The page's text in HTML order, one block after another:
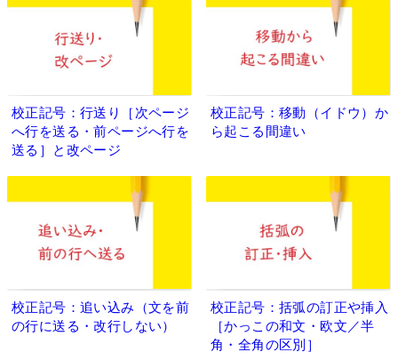
校正記号：行送り［次ページ
へ行を送る・前ページへ行を
送る］と改ページ
校正記号：移動（イドウ）か
ら起こる間違い
校正記号：追い込み（文を前
の行に送る・改行しない）
校正記号：括弧の訂正や挿入
［かっこの和文・欧文／半
角・全角の区別］